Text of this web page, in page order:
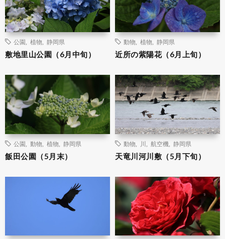
公園 植物 静岡県
敷地里山公園（6月中旬）
動物 植物 静岡県
近所の紫陽花（6月上旬）
公園 動物 植物 静岡県
飯田公園（5月末）
動物 川 航空機 静岡県
天竜川河川敷（5月下旬）